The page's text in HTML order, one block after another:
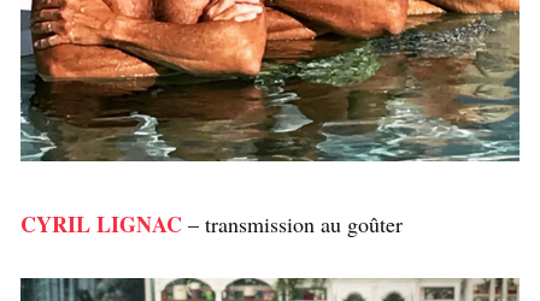
CYRIL LIGNAC – transmission au goûter